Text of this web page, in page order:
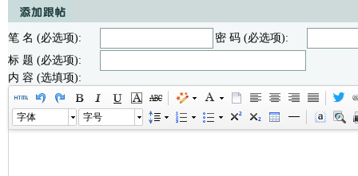
笔 名 (必选项):
密 码 (必选项):
标 题 (必选项):
内 容 (选填项):
字体 字号